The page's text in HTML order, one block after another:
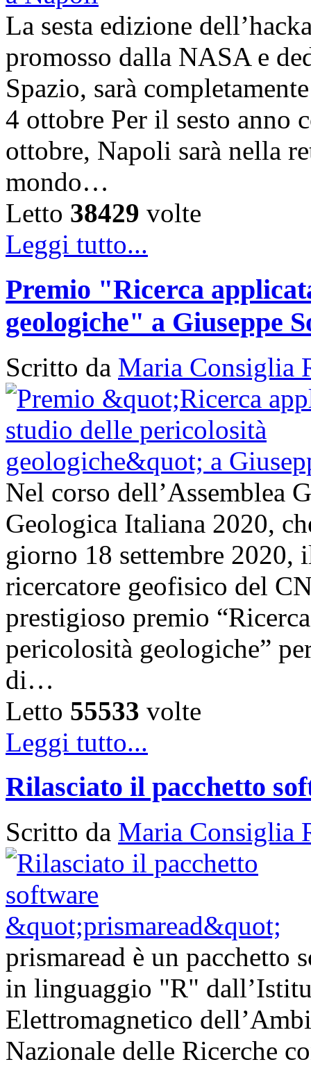
La sesta edizione
promosso dalla NASA e
Spazio, sarà
4 ottobre Per il sesto anno
ottobre, Napoli sarà nella
mondo…
Letto 38429 volte
Leggi tutto...
Premio "Ricerca
geologiche" a Giuseppe
Scritto da Maria Consiglia
Nel corso dell’Assemblea
Geologica Italiana 2020,
giorno 18 settembre 2020,
ricercatore geofisico del
prestigioso premio
pericolosità geologiche”
di…
Letto 55533 volte
Leggi tutto...
Rilasciato il pacchetto
Scritto da Maria Consiglia
prismaread è un pacchetto
in linguaggio "R"
Elettromagnetico
Nazionale delle Ricerche